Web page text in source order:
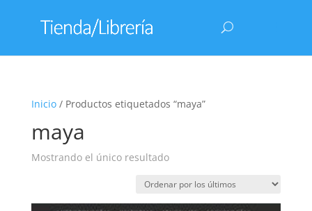
Inicio/ Productos etiquetados “maya”
maya
Mostrando el único resultado